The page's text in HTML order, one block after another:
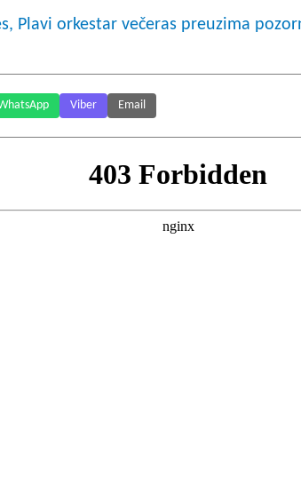
Plavi orkestar večeras preuzima
Viber Email